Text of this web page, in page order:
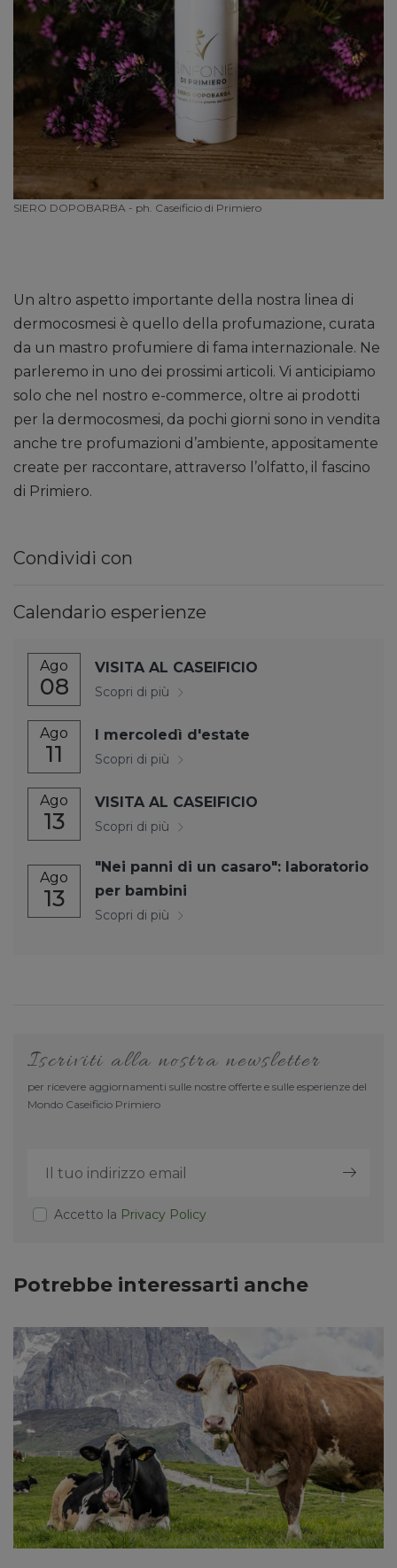
SIERO DOPOBARBA - ph. Caseificio di Primiero
Un altro aspetto importante della nostra linea di
dermocosmesi è quello della profumazione, curata
da un mastro profumiere di fama internazionale. Ne
parleremo in uno dei prossimi articoli. Vi anticipiamo
solo che nel nostro e-commerce, oltre ai prodotti
per la dermocosmesi, da pochi giorni sono in vendita
anche tre profumazioni d’ambiente, appositamente
create per raccontare, attraverso l’olfatto, il fascino
di Primiero.
Condividi con
Calendario esperienze
Ago
08
VISITA AL CASEIFICIO
Scopri di più
Ago
11
I mercoledì d'estate
Scopri di più
Ago
13
VISITA AL CASEIFICIO
Scopri di più
Ago
13
"Nei panni di un casaro": laboratorio
per bambini
Scopri di più
Iscriviti alla nostra newsletter
per ricevere aggiornamenti sulle nostre offerte e sulle esperienze del
Mondo Caseificio Primiero
Accetto la Privacy Policy
Potrebbe interessarti anche